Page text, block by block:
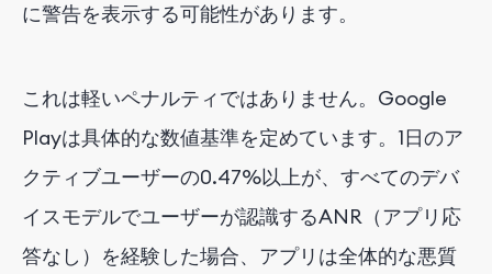
に警告を表示する可能性があります。
これは軽いペナルティではありません。Google
Playは具体的な数値基準を定めています。1日のア
クティブユーザーの0.47%以上が、すべてのデバ
イスモデルでユーザーが認識するANR（アプリ応
答なし）を経験した場合、アプリは全体的な悪質